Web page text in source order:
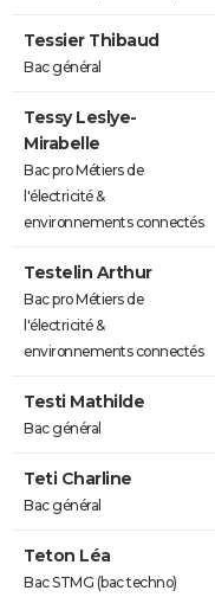
Tessier Thibaud
Bac général
Tessy Leslye-
Mirabelle
Bac pro Métiers de
l'électricité &
environnements connectés
Testelin Arthur
Bac pro Métiers de
l'électricité &
environnements connectés
Testi Mathilde
Bac général
Teti Charline
Bac général
Teton Léa
Bac STMG (bac techno)